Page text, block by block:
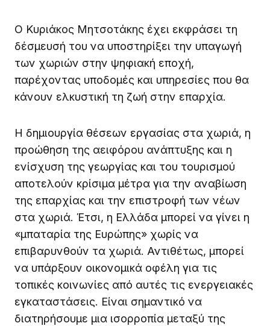
Ο Κυριάκος Μητσοτάκης έχει εκφράσει τη
δέσμευσή του να υποστηρίξει την υπαγωγή
των χωριών στην ψηφιακή εποχή,
παρέχοντας υποδομές και υπηρεσίες που θα
κάνουν ελκυστική τη ζωή στην επαρχία.
Η δημιουργία θέσεων εργασίας στα χωριά, η
προώθηση της αειφόρου ανάπτυξης και η
ενίσχυση της γεωργίας και του τουρισμού
αποτελούν κρίσιμα μέτρα για την αναβίωση
της επαρχίας και την επιστροφή των νέων
στα χωριά. Έτσι, η Ελλάδα μπορεί να γίνει η
«μπαταρία της Ευρώπης» χωρίς να
επιβαρυνθούν τα χωριά. Αντιθέτως, μπορεί
να υπάρξουν οικονομικά οφέλη για τις
τοπικές κοινωνίες από αυτές τις ενεργειακές
εγκαταστάσεις. Είναι σημαντικό να
διατηρήσουμε μια ισορροπία μεταξύ της